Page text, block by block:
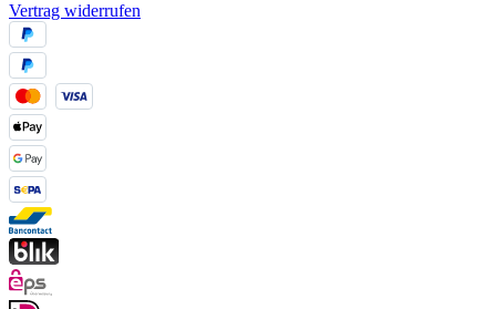
Vertrag widerrufen